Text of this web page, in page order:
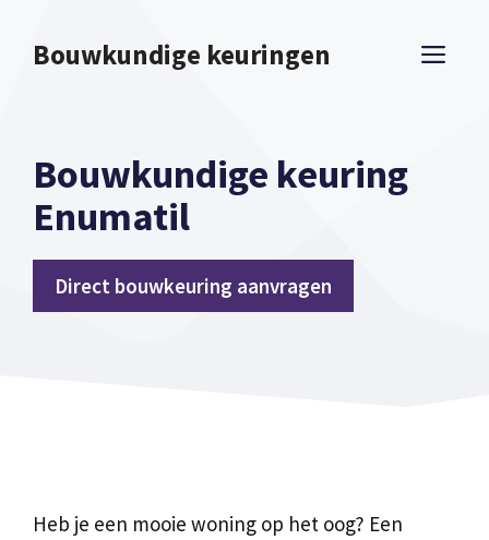
naarBouwkundige keuringen
Bouwkundige keuring
Enumatil
Direct bouwkeuring aanvragen
Heb je een mooie woning op het oog? Een